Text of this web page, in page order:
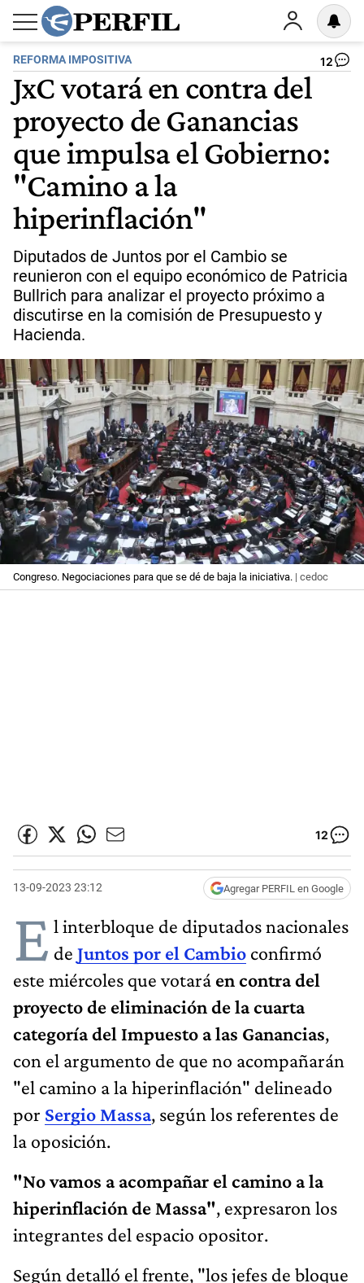
REFORMA IMPOSITIVA 12
JxC votará en contra del
proyecto de Ganancias
que impulsa el Gobierno:
"Camino a la
hiperinflación"
Diputados de Juntos por el Cambio se
reunieron con el equipo económico de Patricia
Bullrich para analizar el proyecto próximo a
discutirse en la comisión de Presupuesto y
Hacienda.
Congreso. Negociaciones para que se dé de baja la iniciativa. | cedoc
12
13-09-2023 23:12 Agregar PERFIL en Google
E l interbloque de diputados nacionales
de Juntos por el Cambio confirmó
este miércoles que votará en contra del
proyecto de eliminación de la cuarta
categoría del Impuesto a las Ganancias,
con el argumento de que no acompañarán
"el camino a la hiperinflación" delineado
por Sergio Massa, según los referentes de
la oposición.
"No vamos a acompañar el camino a la
hiperinflación de Massa", expresaron los
integrantes del espacio opositor.
Según detalló el frente, "los jefes de bloque